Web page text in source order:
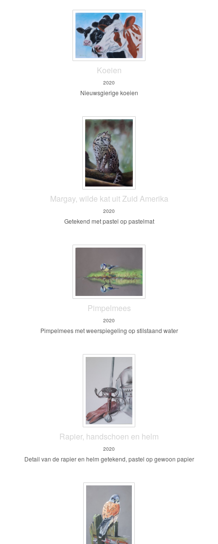
Koeien
2020
Nieuwsgierige koeien
Margay, wilde kat uit Zuid Amerika
2020
Getekend met pastel op pastelmat
Pimpelmees
2020
Pimpelmees met weerspiegeling op stilstaand water
Rapier, handschoen en helm
2020
Detail van de rapier en helm getekend, pastel op gewoon papier